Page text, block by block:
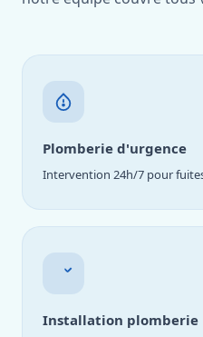
Plomberie d'urgence
Intervention 24h/7 pour
Installation plomberie